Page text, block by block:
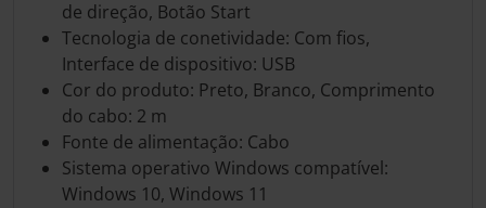
de direção, Botão Start
Tecnologia de conetividade: Com fios,
Interface de dispositivo: USB
Cor do produto: Preto, Branco, Comprimento
do cabo: 2 m
Fonte de alimentação: Cabo
Sistema operativo Windows compatível:
Windows 10, Windows 11